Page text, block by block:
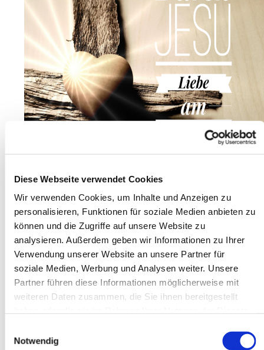
Diese Webseite verwendet Cookies
Wir verwenden Cookies, um Inhalte und Anzeigen zu
personalisieren, Funktionen für soziale Medien anbieten zu
können und die Zugriffe auf unsere Website zu
analysieren. Außerdem geben wir Informationen zu Ihrer
Verwendung unserer Website an unsere Partner für
soziale Medien, Werbung und Analysen weiter. Unsere
Partner führen diese Informationen möglicherweise mit
weiteren Daten zusammen, die Sie ihnen bereitgestellt
Notwendig
Durch Jesu Liebe am Kreuz kann ich mich